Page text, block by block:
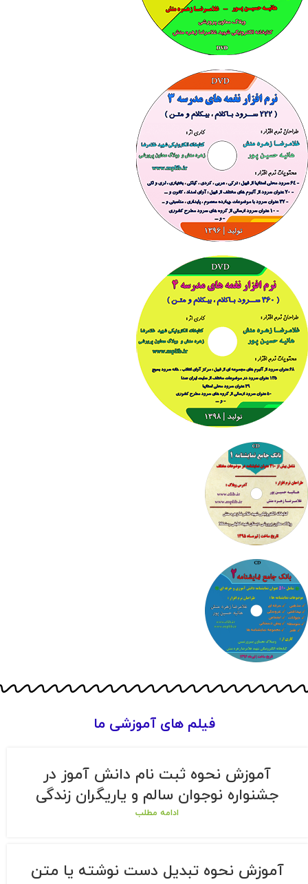
فیلم های آموزشی ما
آموزش نحوه ثبت نام دانش آموز در
جشنواره نوجوان سالم و یاریگران زندگی
ادامه مطلب
آموزش نحوه تبدیل دست نوشته یا متن